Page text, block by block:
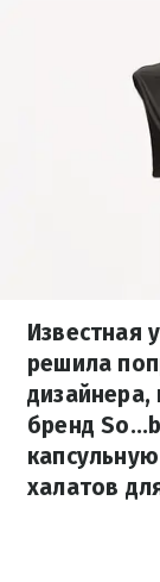
Известная
решила
дизайнера,
бренд
халатов